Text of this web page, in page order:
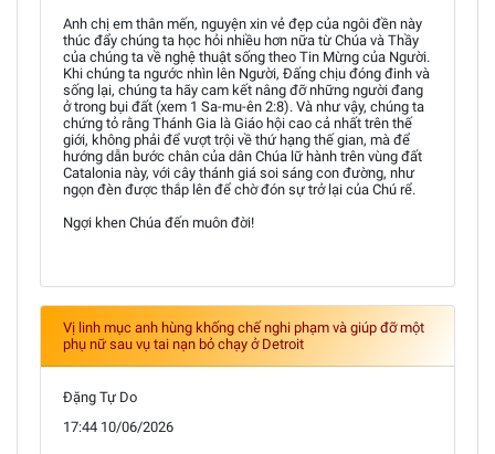
Anh chị em thân mến, nguyện xin vẻ đẹp của ngôi đền này
thúc đẩy chúng ta học hỏi nhiều hơn nữa từ Chúa và Thầy
của chúng ta về nghệ thuật sống theo Tin Mừng của Người.
Khi chúng ta ngước nhìn lên Người, Đấng chịu đóng đinh và
sống lại, chúng ta hãy cam kết nâng đỡ những người đang
ở trong bụi đất (xem 1 Sa-mu-ên 2:8). Và như vậy, chúng ta
chứng tỏ rằng Thánh Gia là Giáo hội cao cả nhất trên thế
giới, không phải để vượt trội về thứ hạng thế gian, mà để
hướng dẫn bước chân của dân Chúa lữ hành trên vùng đất
Catalonia này, với cây thánh giá soi sáng con đường, như
ngọn đèn được thắp lên để chờ đón sự trở lại của Chú rể.
Ngợi khen Chúa đến muôn đời!
Vị linh mục anh hùng khống chế nghi phạm và giúp đỡ một
phụ nữ sau vụ tai nạn bỏ chạy ở Detroit
Đặng Tự Do
17:44 10/06/2026